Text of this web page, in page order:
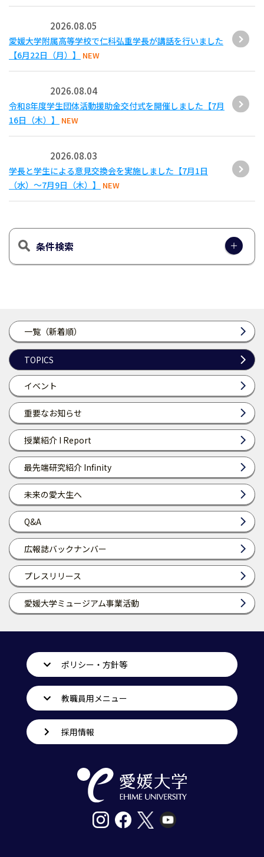
一覧（新着順）
TOPICS
イベント
重要なお知らせ
授業紹介 I Report
最先端研究紹介 Infinity
未来の愛大生へ
Q&A
広報誌バックナンバー
プレスリリース
愛媛大学ミュージアム事業活動
2026.08.05
愛媛大学附属高等学校で仁科弘重学長が講話を行いました
【6月22日（月）】
NEW
2026.08.04
令和8年度学生団体活動援助金交付式を開催しました【7月
16日（木）】
NEW
2026.08.03
学長と学生による意見交換会を実施しました【7月1日
（水）～7月9日（木）】
NEW
条件検索
ポリシー・方針等
教職員用メニュー
採用情報